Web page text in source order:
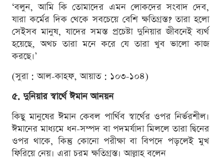
‘বলুন, আমি কি তোমাদের এমন লোকদের সংবাদ দেব,
যারা কর্মের দিক থেকে সবচেয়ে বেশি ক্ষতিগ্রস্ত? তারা হলো
সেইসব মানুষ, যাদের সমস্ত প্রচেষ্টা দুনিয়ার জীবনেই ব্যর্থ
হয়েছে, অথচ তারা মনে করে যে তারা খুব ভালো কাজ
করছে।’
(সুরা : আল-কাহফ, আয়াত : ১০৩-১০৪)
৫. দুনিয়ার স্বার্থে ঈমান আনয়ন
কিছু মানুষের ঈমান কেবল পার্থিব স্বার্থের ওপর নির্ভরশীল।
ঈমানের মাধ্যমে ধন-সম্পদ বা পদমর্যাদা মিললে তারা দ্বিনের
ওপর থাকে, কিন্তু কোনো পরীক্ষা বা বিপদে পড়লেই মুখ
ফিরিয়ে নেয়। এরা চরম ক্ষতিগ্রস্ত। আল্লাহ বলেন